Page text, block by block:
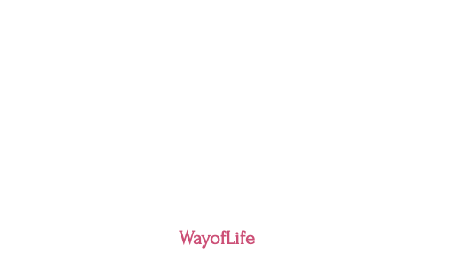
WayofLife